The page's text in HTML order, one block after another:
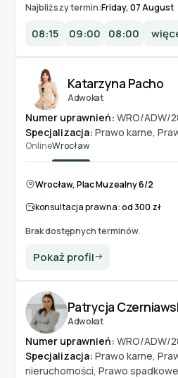
Najbliższy termin:Friday, 07 August
08:15 09:00 08:00
Adwokat
Katarzyna Pacho
Numer uprawnień: WRO/ADW/
Specjalizacja: Prawo karne,
OnlineWrocław
Wrocław, Plac Muzealny 6/2
konsultacja prawna:od 300 zł
Brak dostępnych terminów.
Pokaż profil
Adwokat
Patrycja
Numer uprawnień: WRO/ADW/
Specjalizacja: Prawo karne,
nieruchomości, Prawo spadkowe